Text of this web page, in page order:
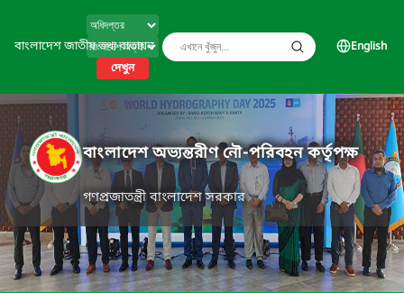
বাংলাদেশ জাতীয় তথ্য বাতায়ন
দেখুন
English
বাংলাদেশ অভ্যন্তরীণ নৌ-পরিবহন কর্তৃপক্ষ
গণপ্রজাতন্ত্রী বাংলাদেশ সরকার